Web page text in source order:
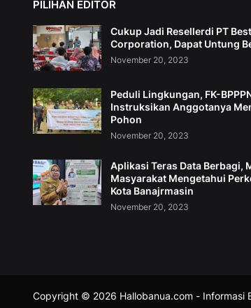
PILIHAN EDITOR
Cukup Jadi Resellerdi PT Best
Corporation, Dapat Untung
November 20, 2023
Peduli Lingkungan, FK-
Instruksikan Anggotanya
Pohon
November 20, 2023
Aplikasi Teras Data Berbagi,
Masyarakat Mengetahui
Kota Banajrmasin
November 20, 2023
Copyright © 2026 Hallobanua.com - Informasi